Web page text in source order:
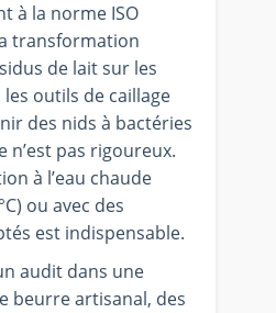
à la norme ISO
transformation
de lait sur les
outils de caillage
des nids à bactéries
n’est pas rigoureux.
à l’eau chaude
ou avec des
est indispensable.
audit dans une
beurre artisanal, des